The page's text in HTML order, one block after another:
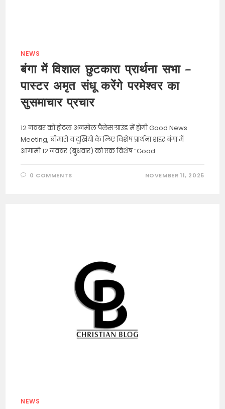
NEWS
बंगा में विशाल छुटकारा प्रार्थना सभा —
पास्टर अमृत संधू करेंगे परमेश्वर का
सुसमाचार प्रचार
12 नवंबर को होटल अनमोल पैलेस ग्राउंड में होगी Good News
Meeting, बीमारों व दुखियों के लिए विशेष प्रार्थना शहर बंगा में
आगामी 12 नवंबर (बुधवार) को एक विशेष “Good…
0 COMMENTS NOVEMBER 11, 2025
NEWS